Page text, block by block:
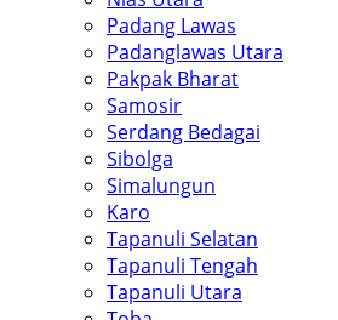
Padang Lawas
Padanglawas Utara
Pakpak Bharat
Samosir
Serdang Bedagai
Sibolga
Simalungun
Karo
Tapanuli Selatan
Tapanuli Tengah
Tapanuli Utara